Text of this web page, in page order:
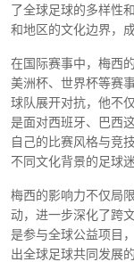
了全球足球的多样性
和地区的文化边界，
在国际赛事中，梅西
美洲杯、世界杯等赛
球队展开对抗，他不
是面对西班牙、巴西
自己的比赛风格与竞
不同文化背景的足球
梅西的影响力不仅局
动，进一步深化了跨
是参与全球公益项目
出全球足球共同发展